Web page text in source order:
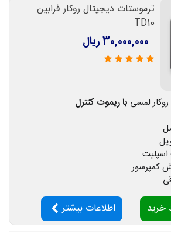
ترموستات دیجیتال روکار فرابین
TD10
30,000,000 ریال
لمسی با ریموت کنترل
کمپرسور
خرید اطلاعات بیشتر